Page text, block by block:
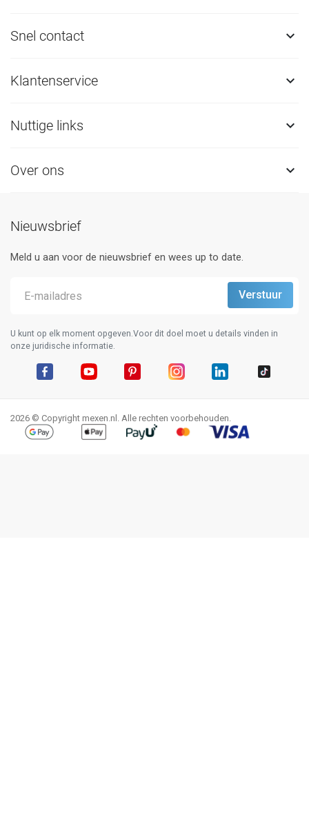
Snel contact 
Klantenservice 
Nuttige links 
Over ons 
Nieuwsbrief
Meld u aan voor de nieuwsbrief en wees up to date.
U kunt op elk moment opgeven.Voor dit doel moet u details vinden in
onze juridische informatie.
2026 © Copyright mexen.nl. Alle rechten voorbehouden.